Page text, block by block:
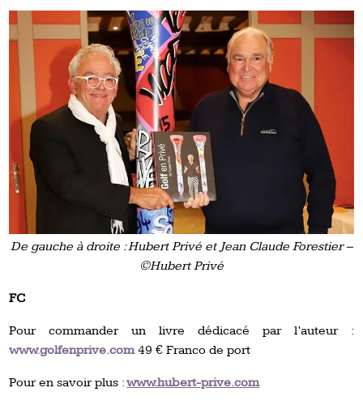
De gauche à droite : Hubert Privé et Jean Claude Forestier –
©Hubert Privé
FC
Pour commander un livre dédicacé par l’auteur :
www.golfenprive.com49 € Franco de port
Pour en savoir plus :www.hubert-prive.com